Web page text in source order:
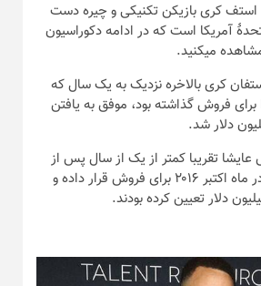
کری بازیکن تکنیکی و چیره دست
آمریکا است که در ادامه دکوراسیون
میکنید.
کری بالاخره نزدیک به یک سال که
برای فروش گذاشته بود، موفق به یافتن
تقریبا کمتر از یک از سال پس از
خرید این منزل، آن را در ماه اکتبر ۲۰۱۶ برای فروش قرار داده و